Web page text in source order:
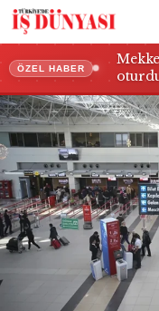
ÖZEL HABER
satılacak?